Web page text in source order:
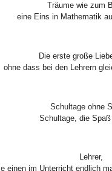
Träume wie zum
eine Eins in Mathematik
Die erste große
ohne dass bei den Lehrern
Schultage ohne
Schultage, die Spaß
Lehrer,
einen im Unterricht endlich